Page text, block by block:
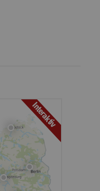
Interaktiv